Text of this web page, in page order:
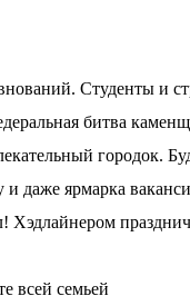
Студенты и
битва
городок.
и даже ярмарка
всей семьей